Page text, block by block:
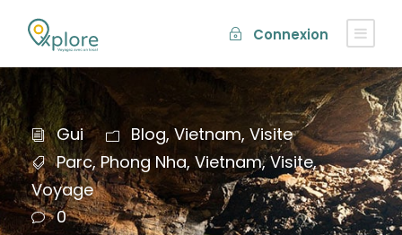
Connexion
Gui Blog, Vietnam, Visite
Parc, Phong Nha, Vietnam, Visite,
Voyage
0